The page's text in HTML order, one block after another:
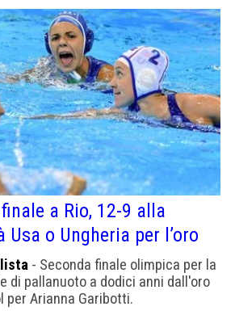
a Rio, 12-9 alla
Usa o Ungheria per l’oro
- Seconda finale olimpica per la
di pallanuoto a dodici anni dall'oro
per Arianna Garibotti.